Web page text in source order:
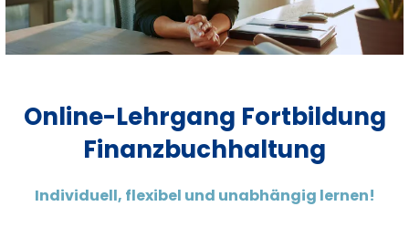
Online-Lehrgang Fortbildung
Finanzbuchhaltung
Individuell, flexibel und unabhängig lernen!